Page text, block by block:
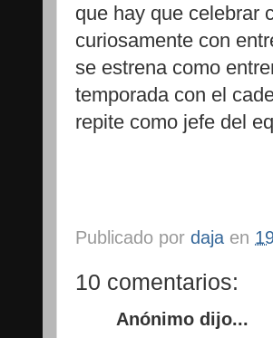
que hay que celebrar
curiosamente con
se estrena como
temporada con el
repite como jefe del
Publicado por daja en
10 comentarios:
Anónimo dijo...